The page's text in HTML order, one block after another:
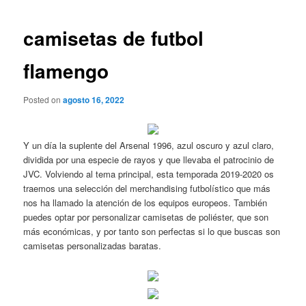
camisetas de futbol
flamengo
Posted onagosto 16, 2022
Y un día la suplente del Arsenal 1996, azul oscuro y azul claro,
dividida por una especie de rayos y que llevaba el patrocinio de
JVC. Volviendo al tema principal, esta temporada 2019-2020 os
traemos una selección del merchandising futbolístico que más
nos ha llamado la atención de los equipos europeos. También
puedes optar por personalizar camisetas de poliéster, que son
más económicas, y por tanto son perfectas si lo que buscas son
camisetas personalizadas baratas.